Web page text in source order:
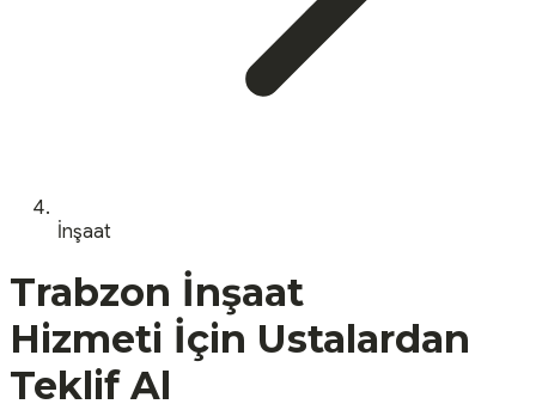
İnşaat
Trabzon İnşaat
Hizmeti İçin Ustalardan
Teklif Al